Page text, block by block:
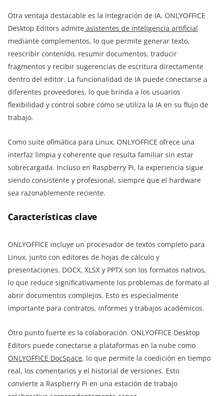
Otra ventaja destacable es la integración de IA. ONLYOFFICE
Desktop Editors admite asistentes de inteligencia artificial
mediante complementos, lo que permite generar texto,
reescribir contenido, resumir documentos, traducir
fragmentos y recibir sugerencias de escritura directamente
dentro del editor. La funcionalidad de IA puede conectarse a
diferentes proveedores, lo que brinda a los usuarios
flexibilidad y control sobre cómo se utiliza la IA en su flujo de
trabajo.
Como suite ofimática para Linux, ONLYOFFICE ofrece una
interfaz limpia y coherente que resulta familiar sin estar
sobrecargada. Incluso en Raspberry Pi, la experiencia sigue
siendo consistente y profesional, siempre que el hardware
sea razonablemente reciente.
Características clave
ONLYOFFICE incluye un procesador de textos completo para
Linux, junto con editores de hojas de cálculo y
presentaciones. DOCX, XLSX y PPTX son los formatos nativos,
lo que reduce significativamente los problemas de formato al
abrir documentos complejos. Esto es especialmente
importante para contratos, informes y trabajos académicos.
Otro punto fuerte es la colaboración. ONLYOFFICE Desktop
Editors puede conectarse a plataformas en la nube como
ONLYOFFICE DocSpace, lo que permite la coedición en tiempo
real, los comentarios y el historial de versiones. Esto
convierte a Raspberry Pi en una estación de trabajo